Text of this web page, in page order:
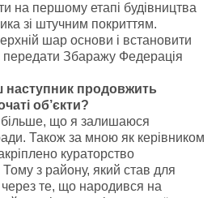
на першому етапі будівництва
зі штучним покриттям.
шар основи і встановити
передати Збаражу Федерація
наступник продовжить
об’єкти?
що я залишаюся
Також за мною як керівником
кураторство
з району, який став для
те, що народився на